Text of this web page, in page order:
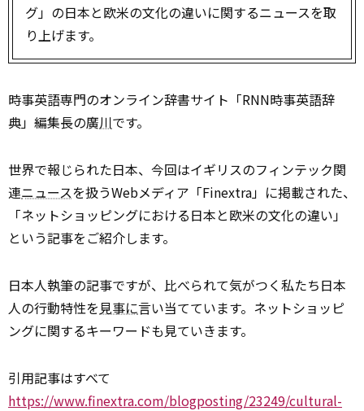
グ」の日本と欧米の文化の違いに関するニュースを取
り上げます。
時事英語専門のオンライン辞書サイト「RNN時事英語辞
典」編集長の廣川です。
世界で報じられた日本、今回はイギリスのフィンテック関
連ニュースを扱うWebメディア「Finextra」に掲載された、
「ネットショッピングにおける日本と欧米の文化の違い」
という記事をご紹介します。
日本人執筆の記事ですが、比べられて気がつく私たち日本
人の行動特性を見事に言い当てています。ネットショッピ
ングに関するキーワードも見ていきます。
引用記事はすべて
https://www.finextra.com/blogposting/23249/cultural-